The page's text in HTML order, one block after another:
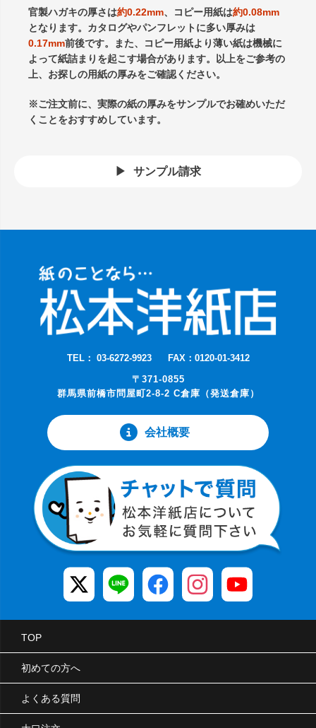
官製ハガキの厚さは約0.22mm、コピー用紙は約0.08mm
となります。カタログやパンフレットに多い厚みは
0.17mm前後です。また、コピー用紙より薄い紙は機械に
よって紙詰まりを起こす場合があります。以上をご参考の
上、お探しの用紙の厚みをご確認ください。
※ご注文前に、実際の紙の厚みをサンプルでお確めいただ
くことをおすすめしています。
サンプル請求
TEL： 03-6272-9923
FAX：0120-01-3412
〒371-0855
群馬県前橋市問屋町2-8-2 C倉庫（発送倉庫）
会社概要
TOP
初めての方へ
よくある質問